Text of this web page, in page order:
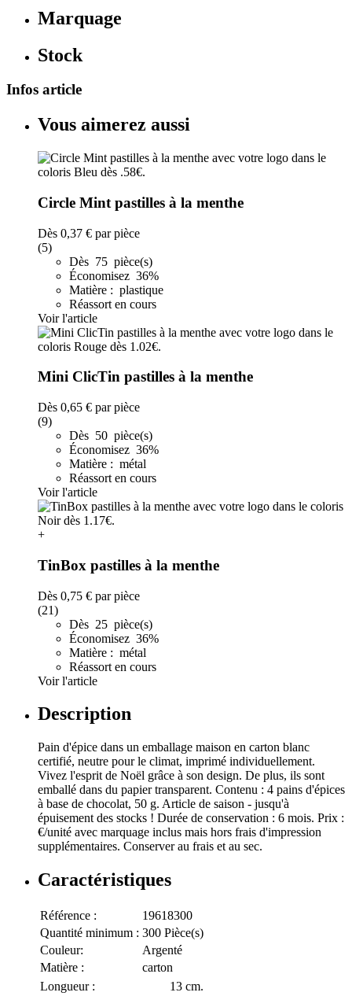
Marquage
Stock
Infos article
Vous aimerez aussi
Circle Mint pastilles à la menthe
Dès 0,37 € par pièce
(5)
Dès 75 pièce(s)
Économisez 36%
Matière : plastique
Réassort en cours
Voir l'article
Mini ClicTin pastilles à la menthe
Dès 0,65 € par pièce
(9)
Dès 50 pièce(s)
Économisez 36%
Matière : métal
Réassort en cours
Voir l'article
+
TinBox pastilles à la menthe
Dès 0,75 € par pièce
(21)
Dès 25 pièce(s)
Économisez 36%
Matière : métal
Réassort en cours
Voir l'article
Description
Pain d'épice dans un emballage maison en carton blanc
certifié, neutre pour le climat, imprimé individuellement.
Vivez l'esprit de Noël grâce à son design. De plus, ils sont
emballé dans du papier transparent. Contenu : 4 pains d'épices
à base de chocolat, 50 g. Article de saison - jusqu'à
épuisement des stocks ! Durée de conservation : 6 mois. Prix :
€/unité avec marquage inclus mais hors frais d'impression
supplémentaires. Conserver au frais et au sec.
Caractéristiques
Référence :
19618300
Quantité minimum : 300 Pièce(s)
Couleur:
Argenté
Matière :
carton
Longueur :
13 cm.